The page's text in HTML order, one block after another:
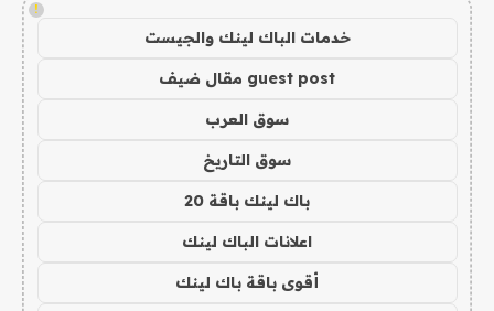
!
خدمات الباك لينك والجيست
guest post مقال ضيف
سوق العرب
سوق التاريخ
باك لينك باقة 20
اعلانات الباك لينك
أقوى باقة باك لينك